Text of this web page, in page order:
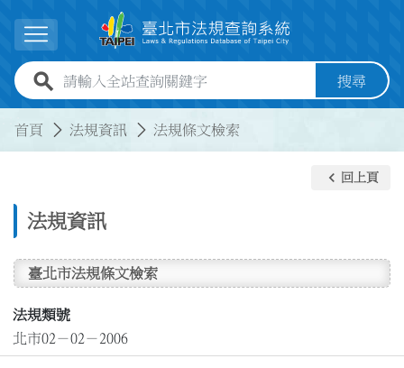
展開選單
全站查詢關鍵字欄位 搜尋
首頁 法規資訊 法規條文檢索
法規資訊
keyboard_arrow_left 回上頁
臺北市法規條文檢索
法規類號
北市02－02－2006